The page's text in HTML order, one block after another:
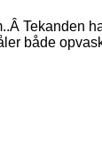
Tekanden
både